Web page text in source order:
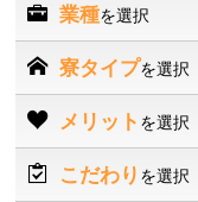
業種を選択
寮タイプを選択
メリット を選択
こだわり を選択